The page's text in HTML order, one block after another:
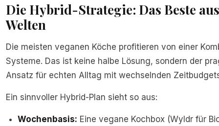
Die Hybrid-Strategie: Das Beste
Welten
Die meisten veganen Köche profitieren von einer
Systeme. Das ist keine halbe Lösung, sondern der
Ansatz für echten Alltag mit wechselnden
Ein sinnvoller Hybrid-Plan sieht so aus:
Wochenbasis: Eine vegane Kochbox (Wyldr für